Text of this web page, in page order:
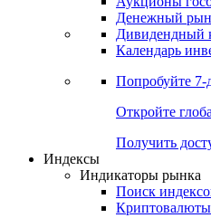
Дефолты
Размещения
Оферты
Денежный
Календарь
Попробуйте7-
Откройте
Получить